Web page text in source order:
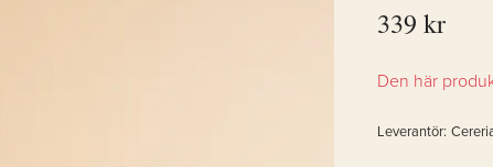
339 kr
Den här
Leverantör: